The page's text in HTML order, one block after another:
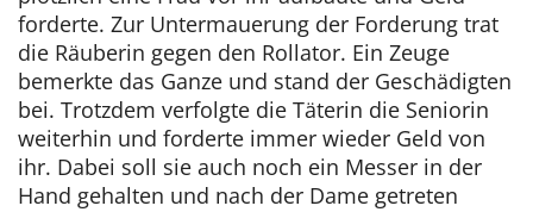
forderte. Zur Untermauerung der Forderung trat
die Räuberin gegen den Rollator. Ein Zeuge
bemerkte das Ganze und stand der Geschädigten
bei. Trotzdem verfolgte die Täterin die Seniorin
weiterhin und forderte immer wieder Geld von
ihr. Dabei soll sie auch noch ein Messer in der
Hand gehalten und nach der Dame getreten